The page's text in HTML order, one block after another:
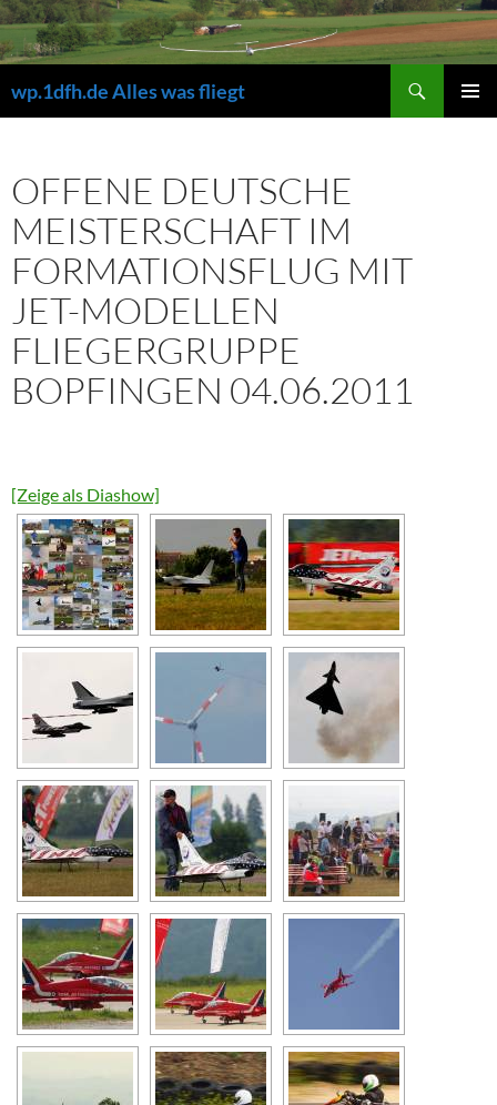
Zum
Inhalt
springen
wp.1dfh.de Alles was fliegt
OFFENE DEUTSCHE
MEISTERSCHAFT IM
FORMATIONSFLUG MIT
JET-MODELLEN
FLIEGERGRUPPE
BOPFINGEN 04.06.2011
[Zeige als Diashow]